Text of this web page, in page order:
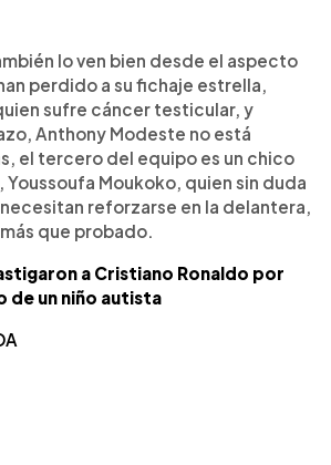
lo ven bien desde el aspecto
perdido a su fichaje estrella,
sufre cáncer testicular, y
Anthony Modeste no está
el tercero del equipo es un chico
Youssoufa Moukoko, quien sin duda
reforzarse en la delantera,
que probado.
a Cristiano Ronaldo por
de un niño autista